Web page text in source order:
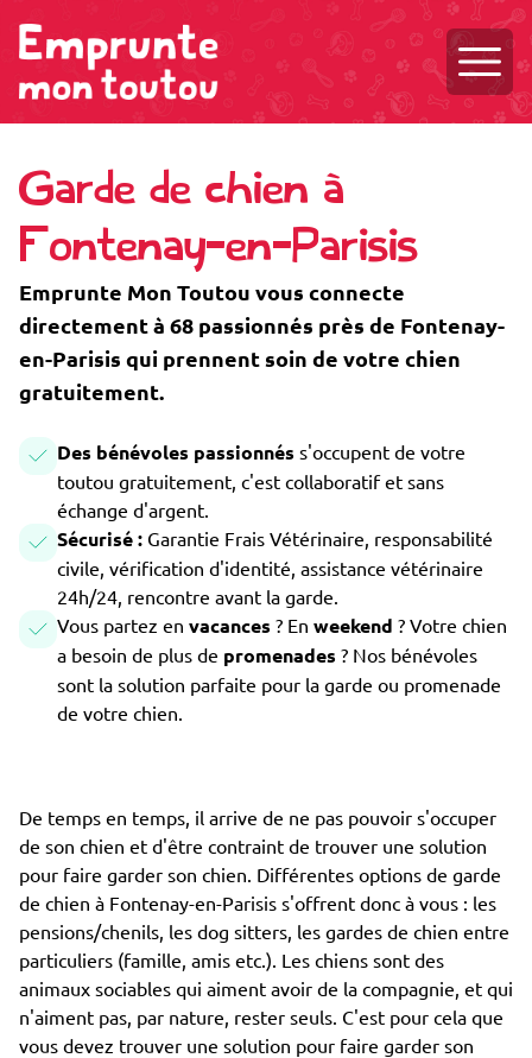
Garde de chien à
Fontenay-en-Parisis
Emprunte Mon Toutou vous connecte
directement à 68 passionnés près de Fontenay-
en-Parisis qui prennent soin de votre chien
gratuitement.
Des bénévoles passionnés s'occupent de votre
toutou gratuitement, c'est collaboratif et sans
échange d'argent.
Sécurisé : Garantie Frais Vétérinaire, responsabilité
civile, vérification d'identité, assistance vétérinaire
24h/24, rencontre avant la garde.
Vous partez en vacances ? En weekend ? Votre chien
a besoin de plus de promenades ? Nos bénévoles
sont la solution parfaite pour la garde ou promenade
de votre chien.
De temps en temps, il arrive de ne pas pouvoir s'occuper
de son chien et d'être contraint de trouver une solution
pour faire garder son chien. Différentes options de garde
de chien à Fontenay-en-Parisis s'offrent donc à vous : les
pensions/chenils, les dog sitters, les gardes de chien entre
particuliers (famille, amis etc.). Les chiens sont des
animaux sociables qui aiment avoir de la compagnie, et qui
n'aiment pas, par nature, rester seuls. C'est pour cela que
vous devez trouver une solution pour faire garder son